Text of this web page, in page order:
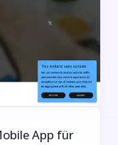
App für